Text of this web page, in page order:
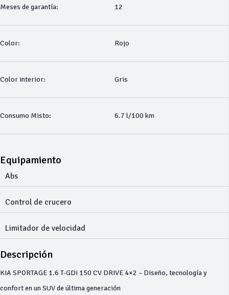
Meses de garantía: 12
Color: Rojo
Color interior: Gris
Consumo Misto: 6.7 l/100 km
Equipamiento
Abs
Control de crucero
Limitador de velocidad
Descripción
KIA SPORTAGE 1.6 T-GDi 150 CV DRIVE 4×2 – Diseño, tecnología y
confort en un SUV de última generación